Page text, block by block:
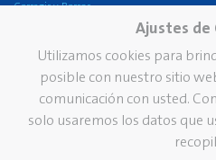
Corregir y Borrar
Escritura fina
Compañía
Grupo Pelikan
Marca
Nuestra historia
Marca Pelikan
Ajustes de
Utilizamos cookies para
posible con nuestro sitio
comunicación con usted.
solo usaremos los datos que